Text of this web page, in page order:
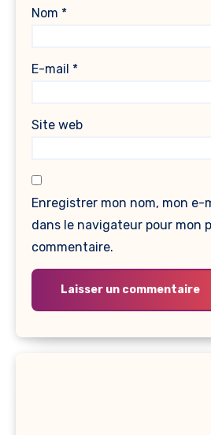
Nom *
E-mail *
Site web
Enregistrer mon nom, mon e-
dans le navigateur pour mon
commentaire.